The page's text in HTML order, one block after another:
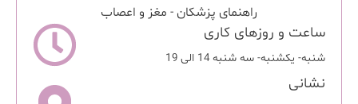
راهنمای پزشکان - مغز و اعصاب
ساعت و روزهای کاری
شنبه- یکشنبه- سه شنبه 14 الی 19
نشانی